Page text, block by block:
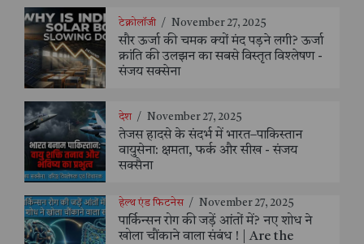
टेक्नोलॉजी / November 27, 2025
सौर ऊर्जा की चमक क्यों मंद पड़ने लगी? ऊर्जा
क्रांति की उलझन का सबसे विस्तृत विश्लेषण -
संजय सक्सेना
देश / November 27, 2025
तेजस हादसे के संदर्भ में भारत–पाकिस्तान
वायुसेना: क्षमता, फर्क और सीख - संजय
सक्सैना
हेल्थ एंड फिटनेस / November 27, 2025
पार्किन्सन रोग की जड़ें आंतों में? नए शोध ने
खोला चौंकाने वाला संबंध ! | Are the